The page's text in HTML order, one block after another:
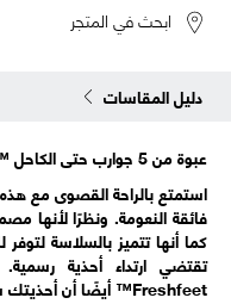
ابحث في المتجر
دليل المقاسات
عبوة من 5 جوارب حتى الكاحل Sumptuously Soft™‎
استمتع بالراحة القصوى مع
فائقة النعومة. ونظرًا لأنها
كما أنها تتميز بالسلاسة لتوفر
تقتضي ارتداء أحذية رسمية.
Freshfeet™ أيضًا أن أحذيتك ستظل لامعة كالجديدة.